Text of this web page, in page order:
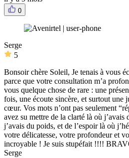
0
Serge
5
Bonsoir chère Soleil, Je tenais à vous
parce que votre consultation m’a
vous quelque chose de rare : une
fois, une écoute sincère, et surtout une
cœur. Vos mots n’ont pas seulement
avez su mettre de la clarté là où
j’avais du poids, et de l’espoir là où
votre délicatesse, votre profondeur et
incroyable ! Je suis stupéfait !!!!
Serge